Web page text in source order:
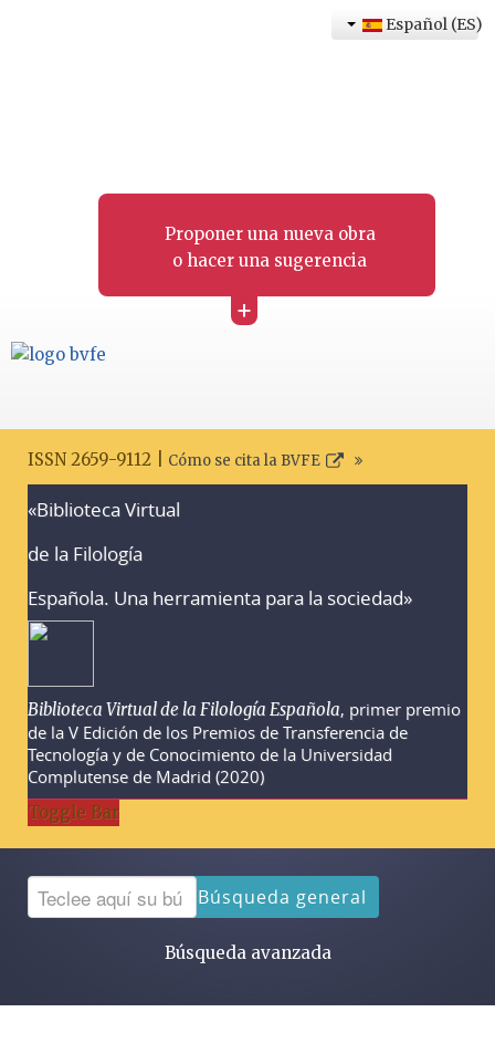
Proponer una nueva obra
o hacer una sugerencia
+
Español (ES)
ISSN 2659-9112 | Cómo se cita la BVFE
«Biblioteca Virtual
de la Filología
Española. Una herramienta para la sociedad»
Biblioteca Virtual de la Filología Española, primer premio
de la V Edición de los Premios de Transferencia de
Tecnología y de Conocimiento de la Universidad
Complutense de Madrid (2020)
Toggle Bar
Búsqueda general
Búsqueda avanzada